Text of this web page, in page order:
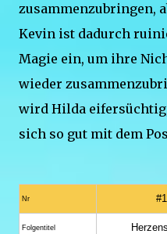
zusammenzubringen,
Kevin ist dadurch
Magie ein, um ihre
wieder
wird Hilda
sich so gut mit dem
Nr
Folgentitel